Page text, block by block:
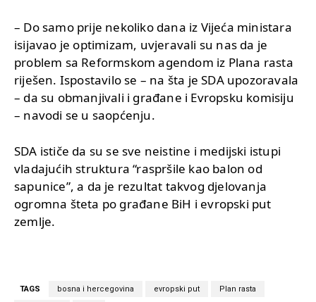
– Do samo prije nekoliko dana iz Vijeća ministara
isijavao je optimizam, uvjeravali su nas da je
problem sa Reformskom agendom iz Plana rasta
riješen. Ispostavilo se – na šta je SDA upozoravala
– da su obmanjivali i građane i Evropsku komisiju
– navodi se u saopćenju.
SDA ističe da su se sve neistine i medijski istupi
vladajućih struktura “raspršile kao balon od
sapunice”, a da je rezultat takvog djelovanja
ogromna šteta po građane BiH i evropski put
zemlje.
TAGS bosna i hercegovina evropski put Plan rasta